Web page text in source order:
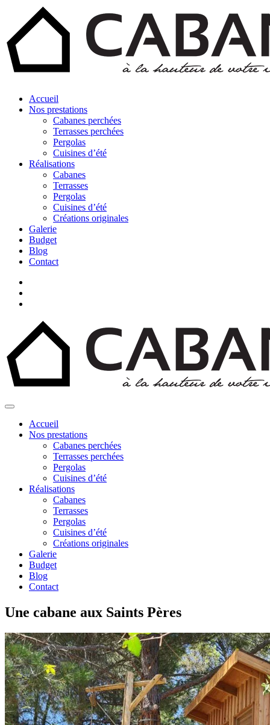
Accueil
Nos prestations
Cabanes perchées
Terrasses perchées
Pergolas
Cuisines d’été
Réalisations
Cabanes
Terrasses
Pergolas
Cuisines d’été
Créations originales
Galerie
Budget
Blog
Contact
Accueil
Nos prestations
Cabanes perchées
Terrasses perchées
Pergolas
Cuisines d’été
Réalisations
Cabanes
Terrasses
Pergolas
Cuisines d’été
Créations originales
Galerie
Budget
Blog
Contact
Une cabane aux Saints Pères